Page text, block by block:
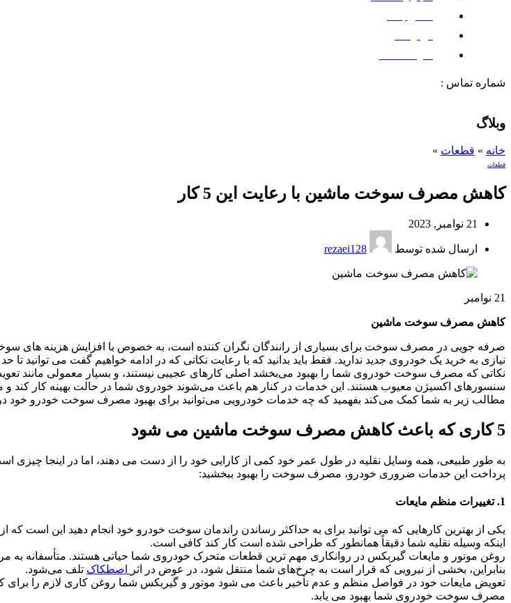
شماره تماس :
وبلاگ
خانه » قطعات »
قطعات
کاهش مصرف سوخت ماشین با رعایت این 5 کار
21 نوامبر, 2023
ارسال شده توسط rezaei128
21 نوامبر
کاهش مصرف سوخت ماشین
صرفه جویی در مصرف سوخت برای بسیاری از رانندگان نگران کننده است، به خصوص با افزایش هزینه های
نیازی به خرید یک خودروی جدید ندارید. فقط باید بدانید که با رعایت نکاتی که در ادامه خواهیم گفت می
نکاتی که مصرف سوخت خودروی شما را بهبود می‌بخشد اصلی کارهای عجیبی نیستند، و بسیار معمولی مانند
سنسورهای اکسیژن معیوب هستند. این خدمات در کنار هم باعث می‌شوند خودروی شما در حالت بهینه کار کند و
مطالب زیر به شما کمک می‌کند بفهمید که چه خدمات خودرویی می‌توانید برای بهبود مصرف سوخت خودرو خود
5 کاری که باعث کاهش مصرف سوخت ماشین می شود
به طور طبیعی، همه وسایل نقلیه در طول عمر خود کمی از کارایی خود را از دست می دهند، اما در اینجا چیزی است
پرداخت این خدمات ضروری خودرو، مصرف سوخت را بهبود ببخشید:
1. تغییرات منظم مایعات
یکی از بهترین کارهایی که می توانید برای به حداکثر رساندن راندمان سوخت خودرو خود انجام دهید این است
اینکه وسیله نقلیه شما دقیقاً همانطور که طراحی شده است کار کند کافی است.
روغن موتور و مایعات گیربکس در روانکاری مهم ترین قطعات متحرک خودروی شما حیاتی هستند. متأسفانه
بنابراین، بخشی از نیرویی که قرار است به چرخ‌های شما منتقل شود، در عوض در اثر
اصطکاک تلف می‌شود.
تعویض مایعات خود در فواصل منظم و عدم تأخیر باعث می شود موتور و گیربکس شما روغن کاری لازم را برای
مصرف سوخت خودروی شما بهبود می یابد.